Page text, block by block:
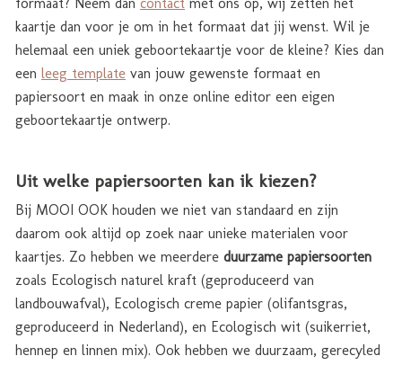
kaartje dan voor je om in het formaat dat jij wenst. Wil je
helemaal een uniek geboortekaartje voor de kleine? Kies dan
een leeg template van jouw gewenste formaat en
papiersoort en maak in onze online editor een eigen
geboortekaartje ontwerp.
Uit welke papiersoorten kan ik kiezen?
Bij MOOI OOK houden we niet van standaard en zijn
daarom ook altijd op zoek naar unieke materialen voor
kaartjes. Zo hebben we meerdere duurzame papiersoorten
zoals Ecologisch naturel kraft (geproduceerd van
landbouwafval), Ecologisch creme papier (olifantsgras,
geproduceerd in Nederland), en Ecologisch wit (suikerriet,
hennep en linnen mix). Ook hebben we duurzaam, gerecyled